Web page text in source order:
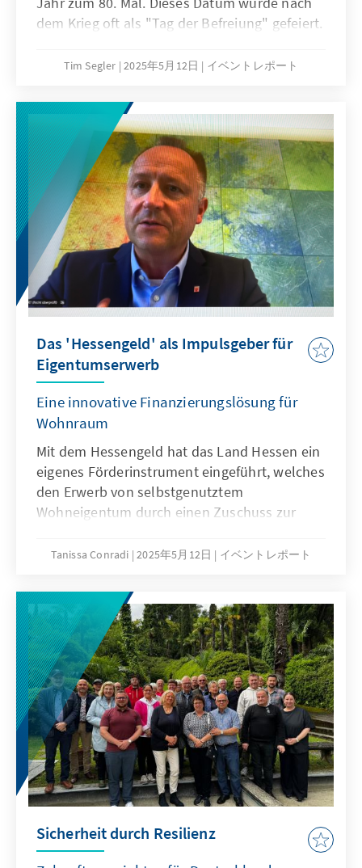
dem Krieg oft als "Tag der Befreiung" gefeiert.
bestenfalls darüber freuen, den Feuersturm
Freiheit konnte hier auch in den folgenden 44
Jahren kaum die Rede sein. Der Weg führte
direkt von der nationalsozialistischen
Herrschaft in die "Diktatur des Proletariats"
nach sowjetischem Vorbild.
Tim Segler 2025年5月12日 イベントレポート
Das 'Hessengeld' als Impulsgeber für
Eigentumserwerb
Eine innovative Finanzierungslösung für
Wohnraum
Mit dem Hessengeld hat das Land Hessen ein
eigenes Förderinstrument eingeführt, welches
den Erwerb von selbstgenutztem
Wohneigentum durch einen Zuschuss zur
landespolitisch einen gezielten Impuls für
stärkere Bauwirtschaft zu setzen.
Tanissa Conradi 2025年5月12日 イベントレポート
Sicherheit durch Resilienz